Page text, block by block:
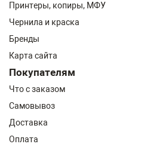
Принтеры, копиры, МФУ
Чернила и краска
Бренды
Карта сайта
Покупателям
Что с заказом
Самовывоз
Доставка
Оплата